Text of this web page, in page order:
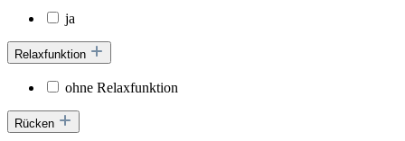
ja
Relaxfunktion
ohne Relaxfunktion
Rücken